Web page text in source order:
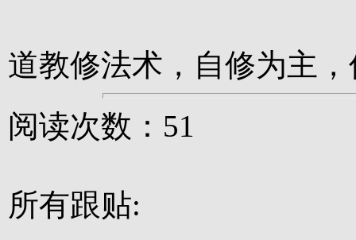
道教修法术，自修为主
阅读次数：51
所有跟贴: